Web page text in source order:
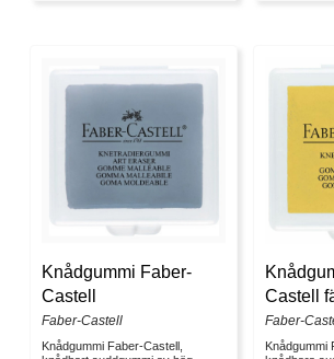
Knådgummi Faber-
Castell
Faber-Castell
Knådgummi Faber-Castell,
Castell
Faber-
Knådgummi